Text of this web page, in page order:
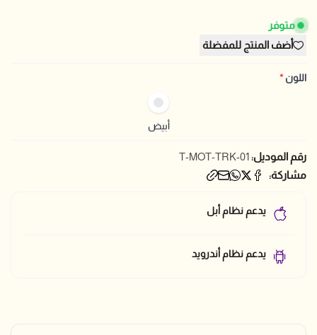
متوفر
أضف المنتج للمفضلة
اللون*
أبيض
رقم الموديل:T-MOT-TRK-01
مشاركة:
يدعم نظام أبل
يدعم نظام أندرويد